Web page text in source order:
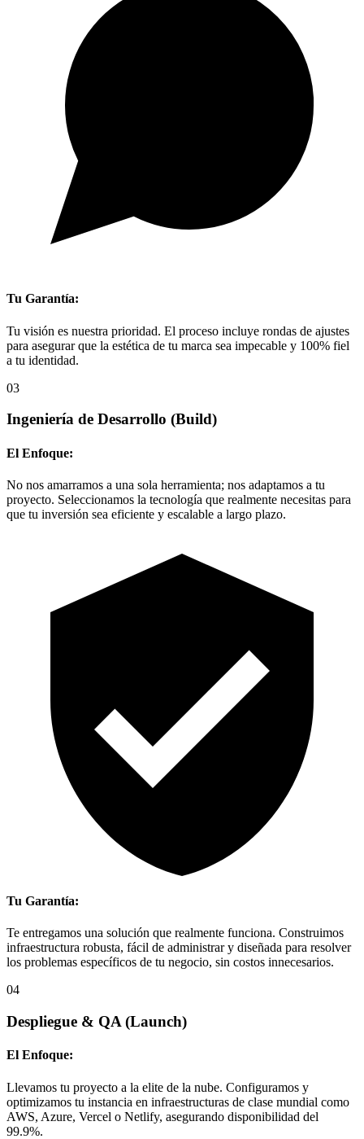
Tu Garantía:
Tu visión es nuestra prioridad. El proceso incluye rondas de ajustes
para asegurar que la estética de tu marca sea impecable y 100% fiel
a tu identidad.
03
Ingeniería de Desarrollo (Build)
El Enfoque:
No nos amarramos a una sola herramienta; nos adaptamos a tu
proyecto. Seleccionamos la tecnología que realmente necesitas para
que tu inversión sea eficiente y escalable a largo plazo.
Tu Garantía:
Te entregamos una solución que realmente funciona. Construimos
infraestructura robusta, fácil de administrar y diseñada para resolver
los problemas específicos de tu negocio, sin costos innecesarios.
04
Despliegue & QA (Launch)
El Enfoque:
Llevamos tu proyecto a la elite de la nube. Configuramos y
optimizamos tu instancia en infraestructuras de clase mundial como
AWS, Azure, Vercel o Netlify, asegurando disponibilidad del
99.9%.